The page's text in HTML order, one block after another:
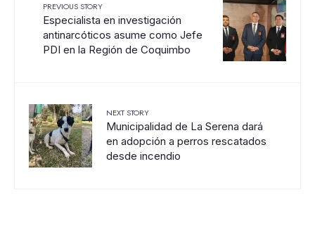
PREVIOUS STORY
Especialista en investigación
antinarcóticos asume como Jefe
PDI en la Región de Coquimbo
NEXT STORY
Municipalidad de La Serena dará
en adopción a perros rescatados
desde incendio